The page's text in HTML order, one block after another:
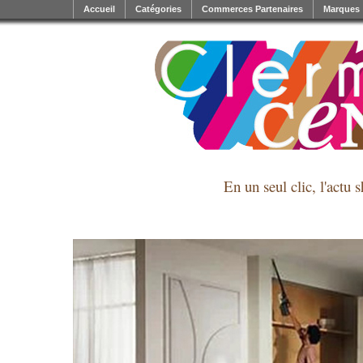
En un seul clic, l'actu
Accueil Catégories Commerces Partenaires Marques